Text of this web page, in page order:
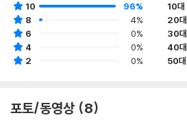
10
96%
8
4%
6
0%
4
0%
2
0%
10대
20대
30대
40대
50대
포토/동영상 (8)